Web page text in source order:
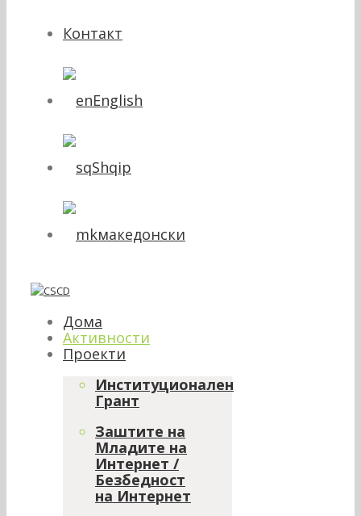
Контакт
English
Shqip
македонски
Дома
Активности
Проекти
Институционален
Грант
Заштите на
Младите на
Интернет /
Безбедност
на Интернет